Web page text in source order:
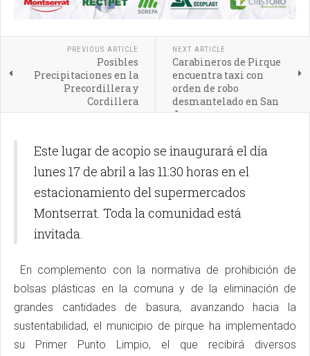
PREVIOUS ARTICLE
Posibles
Precipitaciones en la
Precordillera y
Cordillera
NEXT ARTICLE
Carabineros de Pirque
encuentra taxi con
orden de robo
desmantelado en San
Juan
Este lugar de acopio se inaugurará el día
lunes 17 de abril a las 11:30 horas en el
estacionamiento del supermercados
Montserrat. Toda la comunidad está
invitada.
En complemento con la normativa de prohibición de
bolsas plásticas en la comuna y de la eliminación de
grandes cantidades de basura, avanzando hacia la
sustentabilidad, el municipio de pirque ha implementado
su Primer Punto Limpio, el que recibirá diversos